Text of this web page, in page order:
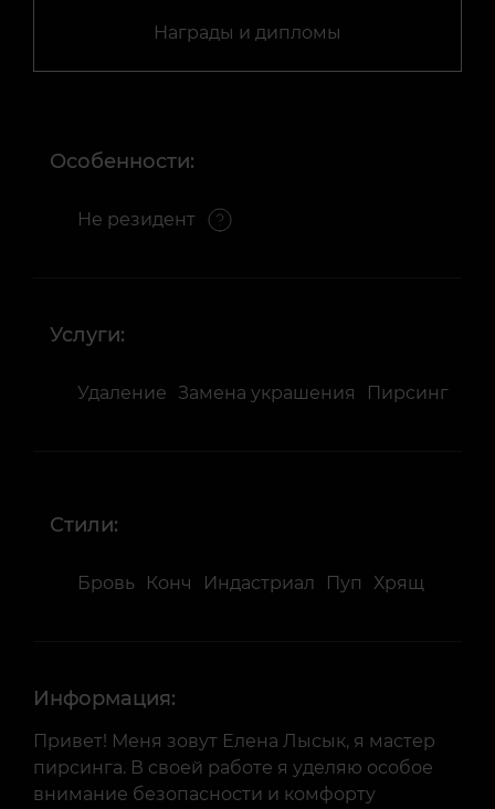
Награды и дипломы
Особенности:
Не резидент
Услуги:
Удаление Замена украшения Пирсинг
Стили:
Бровь Конч Индастриал Пуп Хрящ
Информация:
Привет! Меня зовут Елена Лысык, я мастер
пирсинга. В своей работе я уделяю особое
внимание безопасности и комфорту